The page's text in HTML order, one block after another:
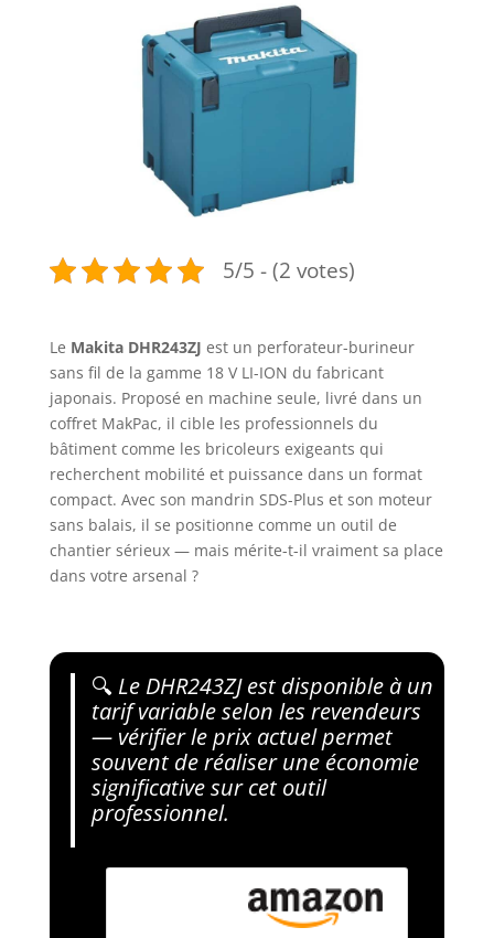
5/5 - (2 votes)
Le Makita DHR243ZJ est un perforateur-burineur
sans fil de la gamme 18 V LI-ION du fabricant
japonais. Proposé en machine seule, livré dans un
coffret MakPac, il cible les professionnels du
bâtiment comme les bricoleurs exigeants qui
recherchent mobilité et puissance dans un format
compact. Avec son mandrin SDS-Plus et son moteur
sans balais, il se positionne comme un outil de
chantier sérieux — mais mérite-t-il vraiment sa place
dans votre arsenal ?
🔍 Le DHR243ZJ est disponible à un
tarif variable selon les revendeurs
— vérifier le prix actuel permet
souvent de réaliser une économie
significative sur cet outil
professionnel.